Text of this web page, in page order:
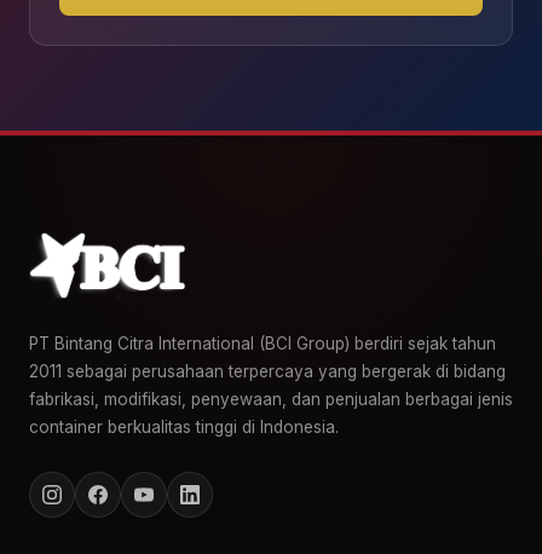
PT Bintang Citra International (BCI Group) berdiri sejak tahun
2011 sebagai perusahaan terpercaya yang bergerak di bidang
fabrikasi, modifikasi, penyewaan, dan penjualan berbagai jenis
container berkualitas tinggi di Indonesia.